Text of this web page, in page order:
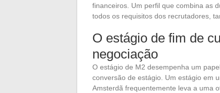
financeiros. Um perfil que combina as
todos os requisitos dos recrutadores,
O estágio de fim de
negociação
O estágio de M2 desempenha um
conversão de estágio. Um estágio em
Amsterdã frequentemente leva a uma